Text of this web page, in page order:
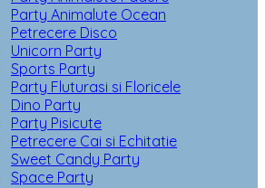
Party Animalute Ocean
Petrecere Disco
Unicorn Party
Sports Party
Party Fluturasi si Floricele
Dino Party
Party Pisicute
Petrecere Cai si Echitatie
Sweet Candy Party
Space Party